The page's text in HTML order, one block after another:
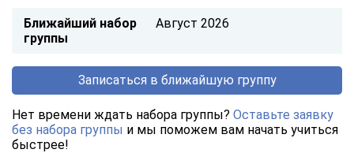
Ближайший набор
группы
Август 2026
Записаться в ближайшую группу
Нет времени ждать набора группы? Оставьте заявку
без набора группы и мы поможем вам начать учиться
быстрее!